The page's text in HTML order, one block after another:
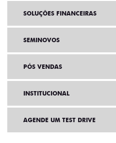
SOLUÇÕES FINANCEIRAS
SEMINOVOS
PÓS VENDAS
INSTITUCIONAL
AGENDE UM TEST DRIVE